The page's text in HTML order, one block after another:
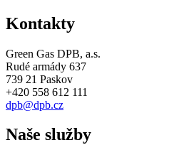
Kontakty
Green Gas DPB, a.s.
Rudé armády 637
739 21 Paskov
+420 558 612 111
dpb@dpb.cz
Naše služby